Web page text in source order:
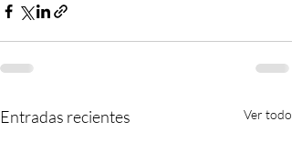
Entradas recientes Ver todo